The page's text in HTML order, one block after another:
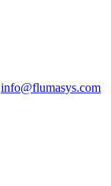
info@flumasys.com